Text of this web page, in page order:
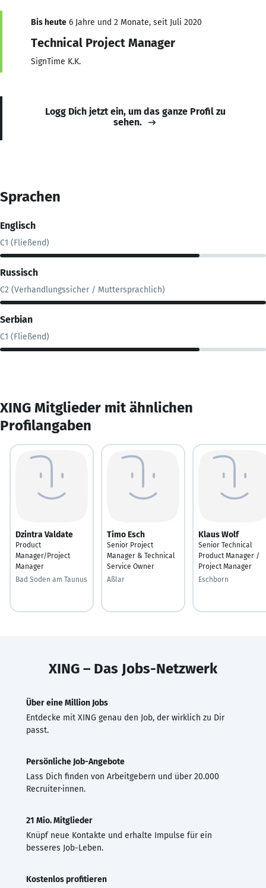
Bis heute 6 Jahre und 2 Monate, seit Juli 2020
Technical Project Manager
SignTime K.K.
Logg Dich jetzt ein, um das ganze Profil zu
sehen.
Sprachen
Englisch
C1 (Fließend)
Russisch
C2 (Verhandlungssicher / Muttersprachlich)
Serbian
C1 (Fließend)
XING Mitglieder mit ähnlichen
Profilangaben
Dzintra Valdate
Product
Manager/Project
Manager
Bad Soden am Taunus
Timo Esch
Senior Project
Manager & Technical
Service Owner
Aßlar
Klaus Wolf
Senior Technical
Product Manager /
Project Manager
Eschborn
XING – Das Jobs-Netzwerk
Über eine Million Jobs
Entdecke mit XING genau den Job, der wirklich zu Dir
passt.
Persönliche Job-Angebote
Lass Dich finden von Arbeitgebern und über 20.000
Recruiter·innen.
21 Mio. Mitglieder
Knüpf neue Kontakte und erhalte Impulse für ein
besseres Job-Leben.
Kostenlos profitieren